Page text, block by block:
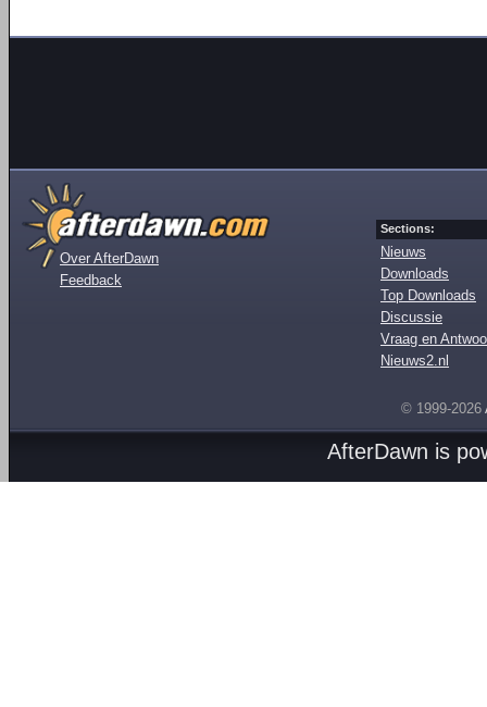
Over AfterDawn
Feedback
Sections:
Nieuws
Downloads
Top Downloads
Discussie
Vraag en
Nieuws2.nl
© 1999-2026
AfterDawn is